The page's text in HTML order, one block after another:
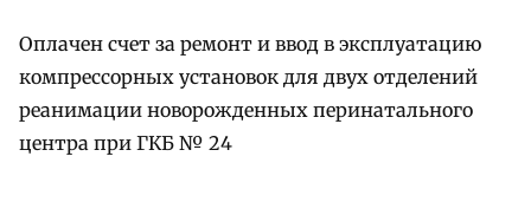
Оплачен счет за ремонт и ввод в эксплуатацию
компрессорных установок для двух отделений
реанимации новорожденных перинатального
центра при ГКБ № 24